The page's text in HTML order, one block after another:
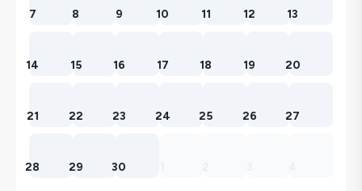
7 8 9 10 11 12 13
14 15 16 17 18 19 20
21 22 23 24 25 26 27
28 29 30